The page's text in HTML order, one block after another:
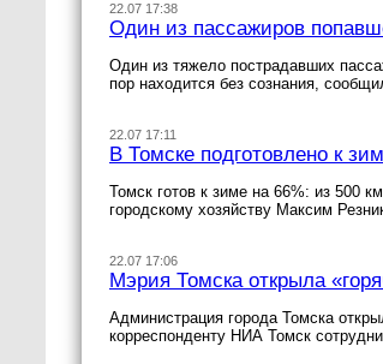
22.07 17:38
Один из пассажиров
Один из тяжело пострадавших
пор находится без сознания,
22.07 17:11
В Томске подготовлено к
Томск готов к зиме на 66%: из 500
городскому хозяйству Максим
22.07 17:06
Мэрия Томска открыла
Администрация города Томска
корреспонденту НИА Томск